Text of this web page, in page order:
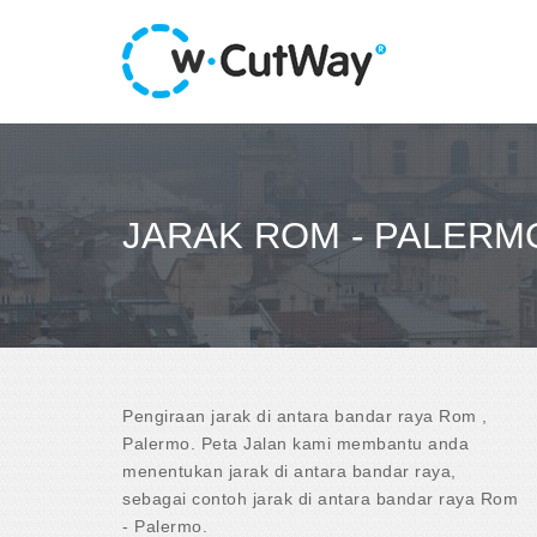
JARAK ROM -
Pengiraan jarak di antara bandar raya Rom ,
Palermo. Peta Jalan kami membantu anda
menentukan jarak di antara bandar raya,
sebagai contoh jarak di antara bandar raya Rom
- Palermo.